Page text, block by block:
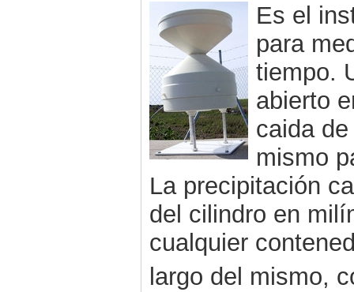
Es el
para
tiempo.
abierto
caida
mismo
La precipitación
del cilindro en
cualquier
largo del mismo,